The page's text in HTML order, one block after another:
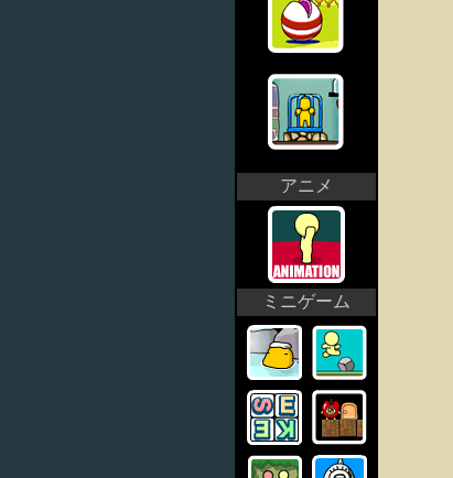
アニメ
ミニゲーム